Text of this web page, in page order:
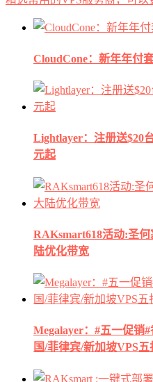
CloudCone：新年年付
Lightlayer：注册送$20
元起
RAKsmart618活动:圣何
陆优化带宽
Megalayer：#五一促销
国/菲律宾/新加坡VPS五